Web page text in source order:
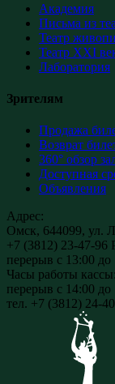
Академия
Письма из
Театр
Театр XXI
Лаборатория
Зрителям
Продажа
Возврат
360° обзор
Доступная
Объявления
Адрес:
Омск, 644099, ул.
+7 (3812) 23-47-96
перерыв с 13:00 до
Часы работы кассы:
перерыв с 14:00 до
тел. +7 (3812) 24-